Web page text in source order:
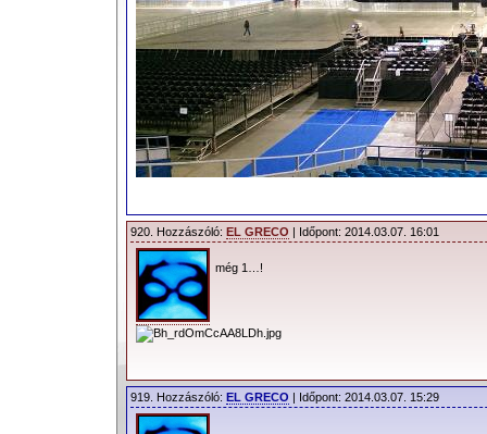
920. Hozzászóló: EL GRECO | Időpont: 2014.03.07. 16:01
még 1…!
919. Hozzászóló: EL GRECO | Időpont: 2014.03.07. 15:29